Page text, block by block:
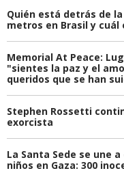
Quién está detrás de
metros en Brasil y cuál
Memorial At Peace:
"sientes la paz y el
queridos que se han
Stephen Rossetti
exorcista
La Santa Sede se une
niños en Gaza: 300